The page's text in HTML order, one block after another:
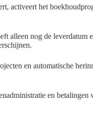
activeert het
alleen nog de leverdatum
en automatische
en